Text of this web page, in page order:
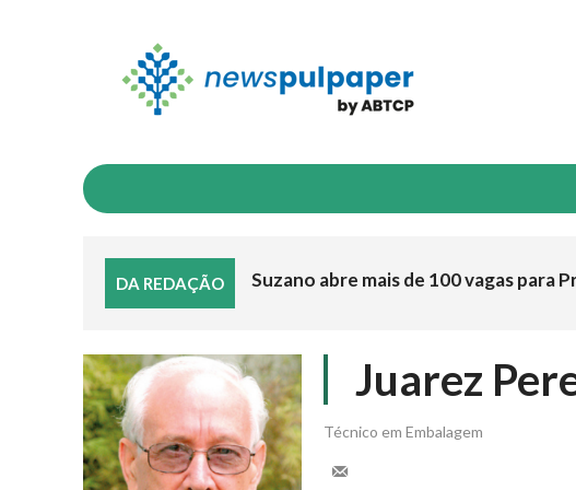
DA REDAÇÃO Suzano abre mais de 100 vagas para
Juarez
Técnico em Embalagem